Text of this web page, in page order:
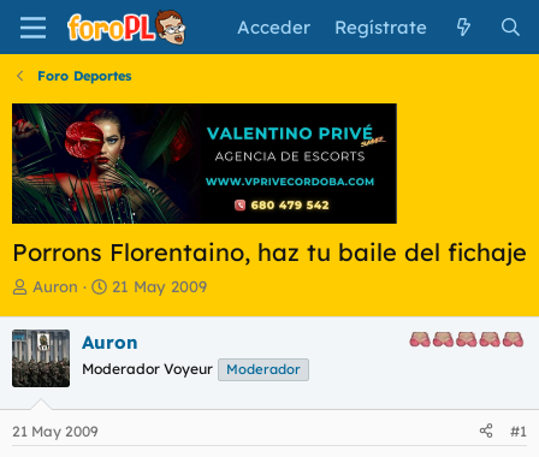
Acceder Regístrate
Foro Deportes
Porrons Florentaino, haz tu baile del fichaje
I
i
c
i
a
d
o
Auron
F
h
a
e
21 May 2009
Auron
Moderador Voyeur Moderador
21 May 2009 #1